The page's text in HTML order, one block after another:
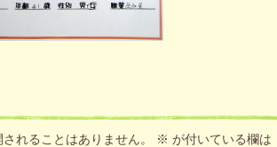
れることはありません。 ※ が付いている欄は